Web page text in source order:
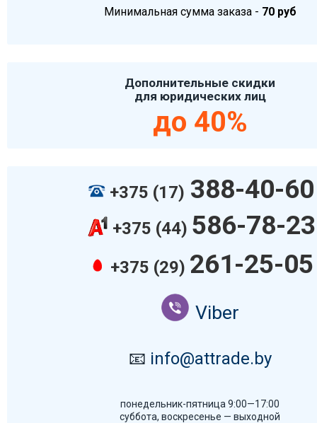
Минимальная сумма заказа - 70 руб
Дополнительные скидки
для юридических лиц
до 40%
+375 (17) 388-40-60
+375 (44) 586-78-23
+375 (29) 261-25-05
Viber
📧 info@attrade.by
понедельник-пятница 9:00—17:00
суббота, воскресенье — выходной